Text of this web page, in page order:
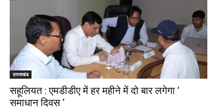
उत्तराखंड
सहूलियत : एमडीडीए में हर महीने में दो बार लगेगा ‘
समाधान दिवस ‘